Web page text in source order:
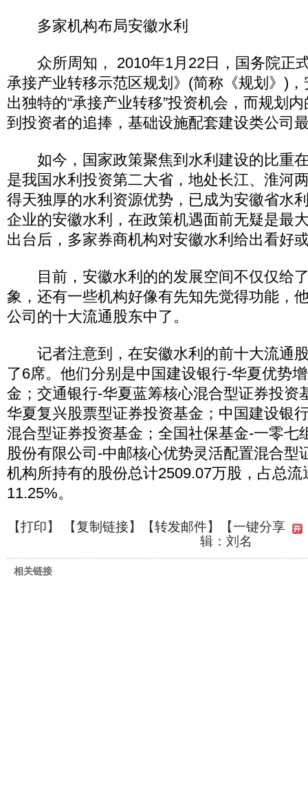
多家机构布局安徽水利
众所周知， 2010年1月22日，国务院正
承接产业转移示范区规划》(简称《规划》)
出独特的“承接产业转移”投资机会，而规划
到投资者的追捧，基础设施配套建设类公司
如今，国家政策聚焦到水利建设的比重
是我国水利投资第二大省，地处长江、淮河
得天独厚的水利资源优势，已成为安徽省水
企业的安徽水利，在政策机遇面前无疑是最
出台后，多家券商机构对安徽水利给出看好
目前，安徽水利的的发展空间不仅仅给
象，还有一些机构好像有先知先觉得功能，
公司的十大流通股东中了。
记者注意到，在安徽水利的前十大流通
了6席。他们分别是中国建设银行-华夏优势
金；交通银行-华夏蓝筹核心混合型证券投资
华夏复兴股票型证券投资基金；中国建设银
混合型证券投资基金；全国社保基金-一零七
股份有限公司-中邮核心优势灵活配置混合型
机构所持有的股份总计2509.07万股，占总流
11.25%。
【打印】 【复制链接】【转发邮件】
【一键分享
辑：刘名
相关链接